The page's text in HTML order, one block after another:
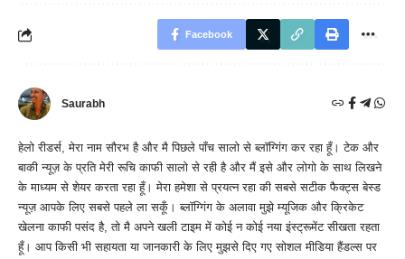
Facebook
Saurabh
हेलो रीडर्स, मेरा नाम सौरभ है और मै पिछले पाँच सालो से ब्लॉग्गिंग कर रहा हूँ। टेक और
बाकी न्यूज़ के प्रति मेरी रूचि काफी सालो से रही है और मैं इसे और लोगो के साथ लिखने
के माध्यम से शेयर करता रहा हूँ। मेरा हमेशा से प्रयत्न रहा की सबसे सटीक फैक्ट्स बेस्ड
न्यूज़ आपके लिए सबसे पहले ला सकूँ। ब्लॉग्गिंग के अलावा मुझे म्यूजिक और क्रिकेट
खेलना काफी पसंद है, तो मै अपने खली टाइम में कोई न कोई नया इंस्ट्रूमेंट सीखता रहता
हूँ। आप किसी भी सहायता या जानकारी के लिए मुझसे दिए गए सोशल मीडिया हैंडल्स पर